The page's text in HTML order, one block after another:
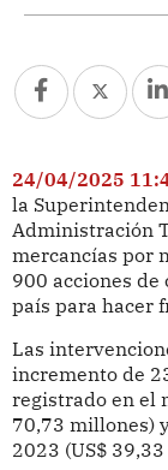
24/04/2025
la
Administración
mercancías por
900 acciones
país para hacer
Las
incremento de
registrado en el
70,73 millones)
2023 (US$